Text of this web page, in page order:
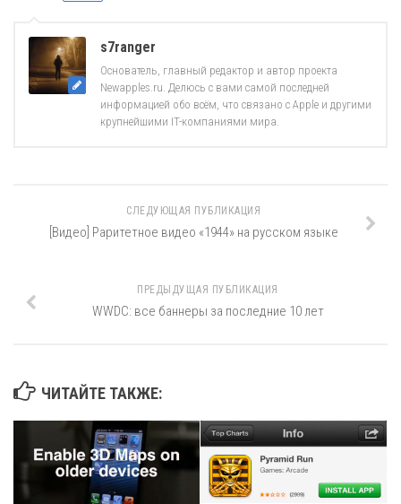
s7ranger
Основатель, главный редактор и автор проекта
Newapples.ru. Делюсь с вами самой последней
информацией обо всём, что связано с Apple и другими
крупнейшими IT-компаниями мира.
СЛЕДУЮЩАЯ ПУБЛИКАЦИЯ
[Видео] Раритетное видео «1944» на русском языке
ПРЕДЫДУЩАЯ ПУБЛИКАЦИЯ
WWDC: все баннеры за последние 10 лет
ЧИТАЙТЕ ТАКЖЕ: